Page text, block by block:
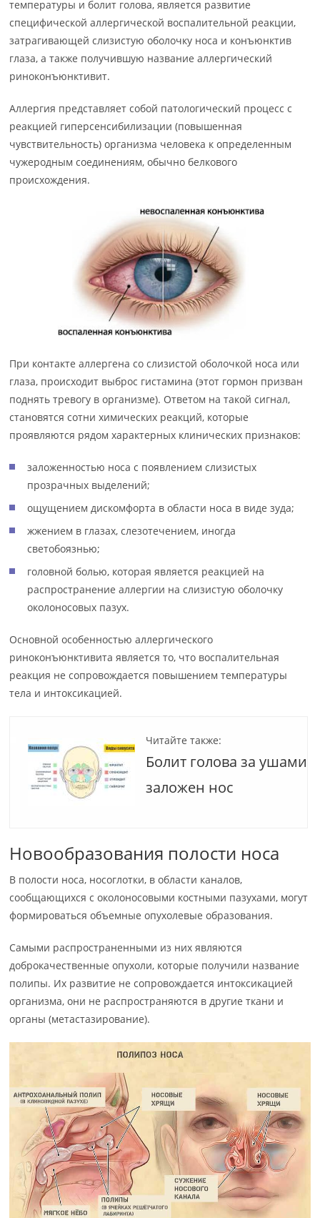
температуры и болит голова, является развитие
специфической аллергической воспалительной реакции,
затрагивающей слизистую оболочку носа и конъюнктив
глаза, а также получившую название аллергический
риноконъюнктивит.
Аллергия представляет собой патологический процесс с
реакцией гиперсенсибилизации (повышенная
чувствительность) организма человека к определенным
чужеродным соединениям, обычно белкового
происхождения.
При контакте аллергена со слизистой оболочкой носа или
глаза, происходит выброс гистамина (этот гормон призван
поднять тревогу в организме). Ответом на такой сигнал,
становятся сотни химических реакций, которые
проявляются рядом характерных клинических признаков:
заложенностью носа с появлением слизистых
прозрачных выделений;
ощущением дискомфорта в области носа в виде зуда;
жжением в глазах, слезотечением, иногда
светобоязнью;
головной болью, которая является реакцией на
распространение аллергии на слизистую оболочку
околоносовых пазух.
Основной особенностью аллергического
риноконъюнктивита является то, что воспалительная
реакция не сопровождается повышением температуры
тела и интоксикацией.
Читайте также:
Болит голова за ушами
заложен нос
Новообразования полости носа
В полости носа, носоглотки, в области каналов,
сообщающихся с околоносовыми костными пазухами, могут
формироваться объемные опухолевые образования.
Самыми распространенными из них являются
доброкачественные опухоли, которые получили название
полипы. Их развитие не сопровождается интоксикацией
организма, они не распространяются в другие ткани и
органы (метастазирование).